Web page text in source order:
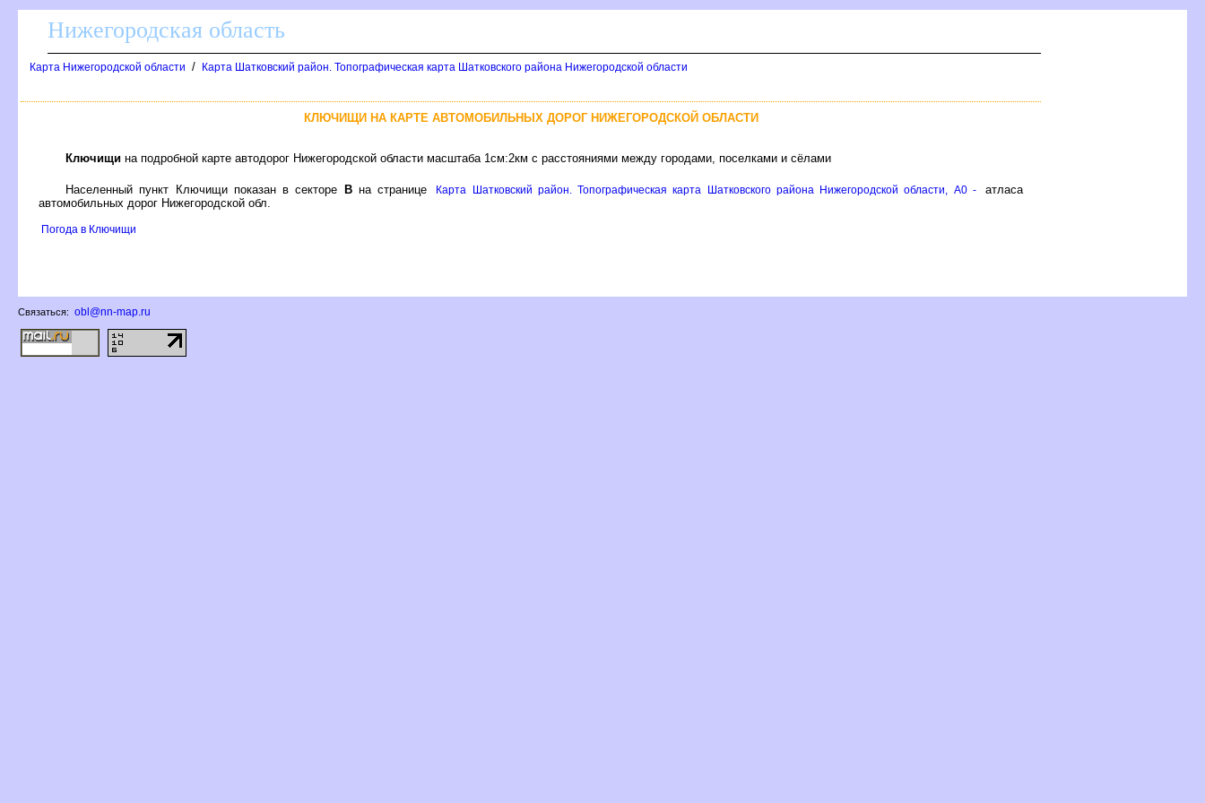
Нижегородская область
Карта Нижегородской области / Карта Шатковский район. Топографическая карта Шатковского района Нижегородской области
КЛЮЧИЩИ НА КАРТЕ АВТОМОБИЛЬНЫХ ДОРОГ НИЖЕГОРОДСКОЙ ОБЛАСТИ
Ключищи на подробной карте автодорог Нижегородской области масштаба 1см:2км с расстояниями между городами, поселками и сёлами
Населенный пункт Ключищи показан в секторе на странице Карта Шатковский район. Топографическая карта Шатковского района Нижегородской области, A0 -
атласа
автомобильных дорог Нижегородской обл.
Погода в Ключищи
Связаться: obl@nn-map.ru